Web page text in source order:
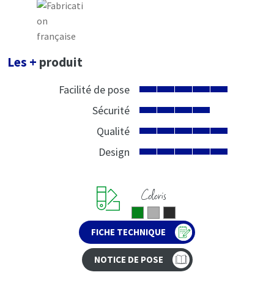
Les + produit
Facilité de pose
Sécurité
Qualité
Design
Coloris
FICHE TECHNIQUE
NOTICE DE POSE